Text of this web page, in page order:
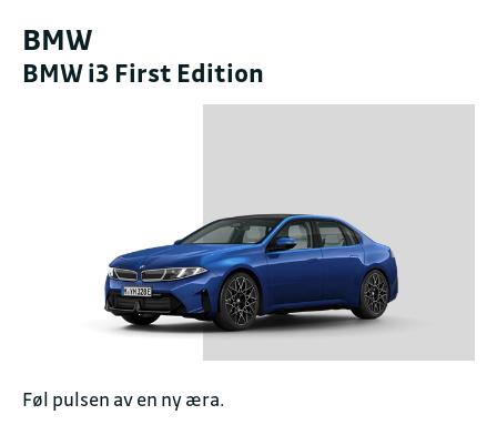
BMW
BMW i3 First Edition
Føl pulsen av en ny æra.